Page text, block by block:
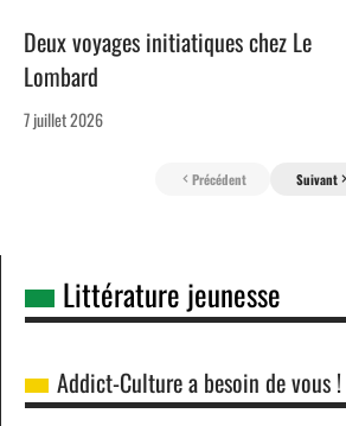
Deux voyages initiatiques chez Le
Lombard
7 juillet 2026
Précédent Suivant
Littérature jeunesse
Addict-Culture a besoin de vous !